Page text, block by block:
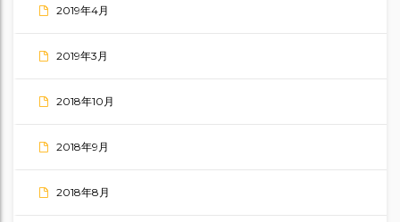
2019年4月
2019年3月
2018年10月
2018年9月
2018年8月